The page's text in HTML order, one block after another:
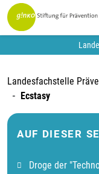
Landesfachstelle
Ecstasy
AUF DIESER
Droge der